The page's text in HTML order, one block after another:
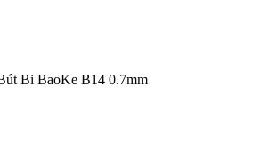
Bi BaoKe B14 0.7mm